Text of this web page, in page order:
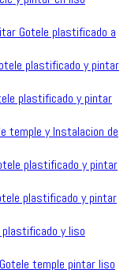
Gotele plastificado a
plastificado y pintar
plastificado y pintar
temple y Instalacion de
plastificado y pintar
plastificado y pintar
y liso
temple pintar liso